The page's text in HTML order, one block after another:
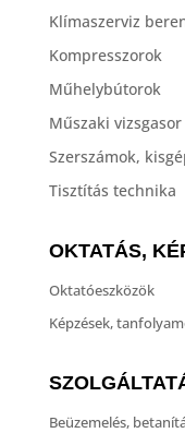
Klímaszerviz
Kompresszorok
Műhelybútorok
Műszaki vizsgasor
Szerszámok,
Tisztítás technika
OKTATÁS,
Oktatóeszközök
Képzések,
Beüzemelés,